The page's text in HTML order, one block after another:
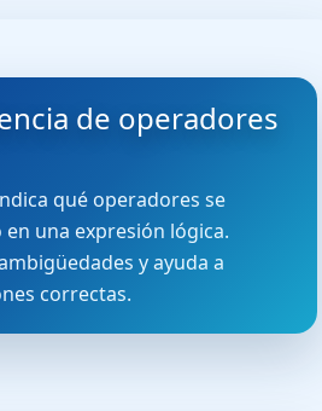
de operadores
qué operadores se
una expresión lógica.
y ayuda a
correctas.